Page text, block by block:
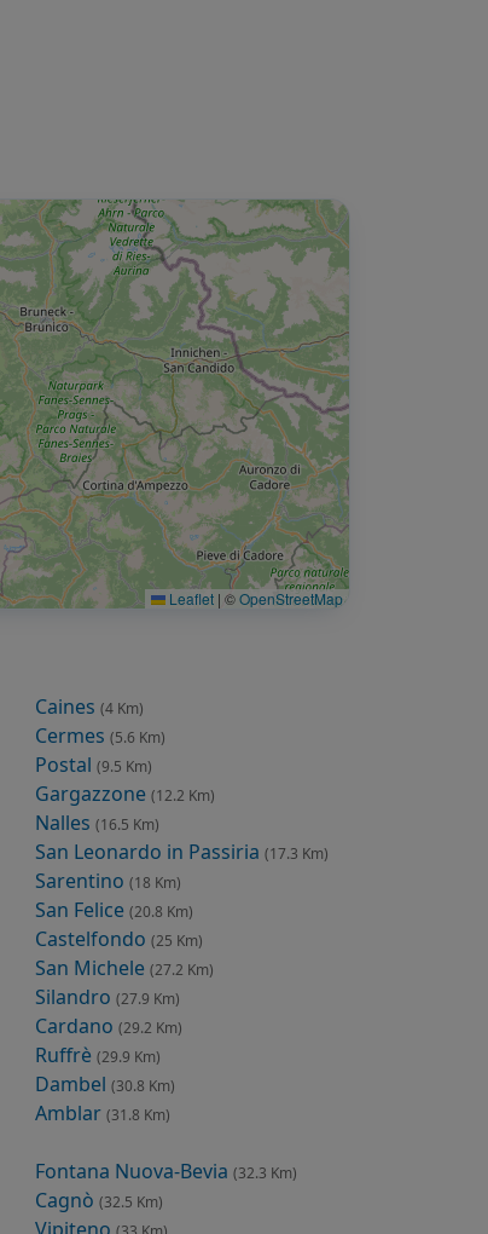
Leaflet | ©OpenStreetMap
Caines (4 Km)
Cermes (5.6 Km)
Postal (9.5 Km)
Gargazzone (12.2 Km)
Nalles (16.5 Km)
San Leonardo in Passiria (17.3 Km)
Sarentino (18 Km)
San Felice (20.8 Km)
Castelfondo (25 Km)
San Michele (27.2 Km)
Silandro (27.9 Km)
Cardano (29.2 Km)
Ruffrè (29.9 Km)
Dambel (30.8 Km)
Amblar (31.8 Km)
Fontana Nuova-Bevia (32.3 Km)
Cagnò (32.5 Km)